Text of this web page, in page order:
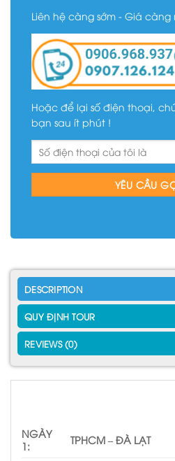
Liên hệ càng sớm - Giá càng
Hoặc để lại số điện thoại,
bạn sau ít phút !
DESCRIPTION
QUY ĐỊNH TOUR
REVIEWS (0)
NGÀY
1:
TPHCM – ĐÀ LẠT